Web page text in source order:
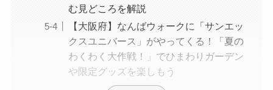
む見どころを解説
【大阪府】なんばウォークに「サンエッ
クスユニバース」がやってくる！「夏の
わくわく大作戦！」でひまわりガーデン
や限定グッズを楽しもう